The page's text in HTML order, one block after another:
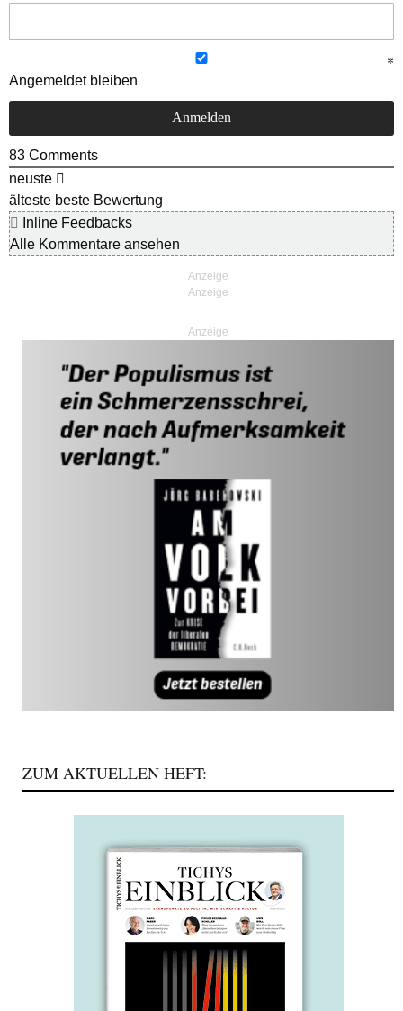
Angemeldet bleiben
83 Comments
neuste
älteste beste Bewertung
Inline Feedbacks
Alle Kommentare ansehen
Anzeige
ZUM AKTUELLEN HEFT: